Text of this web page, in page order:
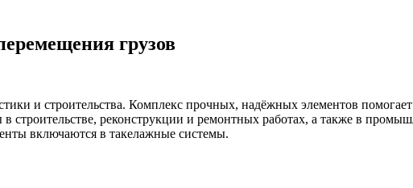
грузов
и строительства. Комплекс прочных, надёжных элементов
строительстве, реконструкции и ремонтных работах, а также в
включаются в такелажные системы.